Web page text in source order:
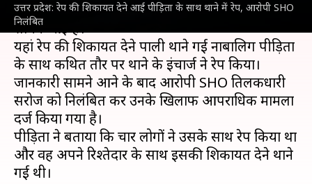
उत्तर प्रदेश: रेप की शिकायत देने आई पीड़िता के साथ थाने में रेप, आरोपी SHO
निलंबित
उत्तर प्रदेशके ललितपुर में एक हैरान कर देने वाली घटना
सामने आई है।
यहां रेप की शिकायत देने पाली थाने गई नाबालिग पीड़िता
के साथ कथित तौर पर थाने के इंचार्ज ने रेप किया।
जानकारी सामने आने के बाद आरोपी SHO तिलकधारी
सरोज को निलंबित कर उनके खिलाफ आपराधिक मामला
दर्ज किया गया है।
पीड़िता ने बताया कि चार लोगों ने उसके साथ रेप किया था
और वह अपने रिश्तेदार के साथ इसकी शिकायत देने थाने